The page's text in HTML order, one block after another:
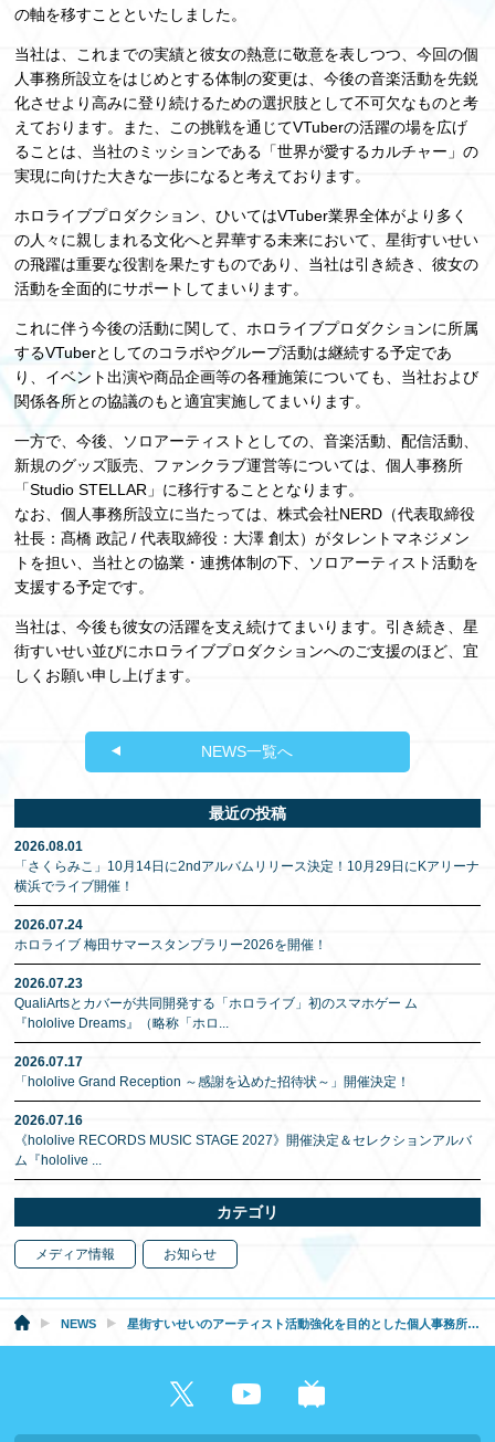
の軸を移すことといたしました。
当社は、これまでの実績と彼女の熱意に敬意を表しつつ、今回の個
人事務所設立をはじめとする体制の変更は、今後の音楽活動を先鋭
化させより高みに登り続けるための選択肢として不可欠なものと考
えております。また、この挑戦を通じてVTuberの活躍の場を広げ
ることは、当社のミッションである「世界が愛するカルチャー」の
実現に向けた大きな一歩になると考えております。
ホロライブプロダクション、ひいてはVTuber業界全体がより多く
の人々に親しまれる文化へと昇華する未来において、星街すいせい
の飛躍は重要な役割を果たすものであり、当社は引き続き、彼女の
活動を全面的にサポートしてまいります。
これに伴う今後の活動に関して、ホロライブプロダクションに所属
するVTuberとしてのコラボやグループ活動は継続する予定であ
り、イベント出演や商品企画等の各種施策についても、当社および
関係各所との協議のもと適宜実施してまいります。
一方で、今後、ソロアーティストとしての、音楽活動、配信活動、
新規のグッズ販売、ファンクラブ運営等については、個人事務所
「Studio STELLAR」に移行することとなります。
なお、個人事務所設立に当たっては、株式会社NERD（代表取締役
社長：髙橋 政記 / 代表取締役：大澤 創太）がタレントマネジメン
トを担い、当社との協業・連携体制の下、ソロアーティスト活動を
支援する予定です。
当社は、今後も彼女の活躍を支え続けてまいります。引き続き、星
街すいせい並びにホロライブプロダクションへのご支援のほど、宜
しくお願い申し上げます。
NEWS一覧へ
最近の投稿
2026.08.01
「さくらみこ」10月14日に2ndアルバムリリース決定！10月29日にKアリーナ
横浜でライブ開催！
2026.07.24
ホロライブ 梅田サマースタンプラリー2026を開催！
2026.07.23
QualiArtsとカバーが共同開発する「ホロライブ」初のスマホゲー ム
『hololive Dreams』（略称「ホロ ...
2026.07.17
「hololive Grand Reception ～感謝を込めた招待状～」開催決定！
2026.07.16
《hololive RECORDS MUSIC STAGE 2027》開催決定＆セレクションアルバ
ム『hololive ...
カテゴリ
メディア情報 お知らせ
NEWS 星街すいせいのアーティスト活動強化を目的とした個人事務所「Studio STELLAR」設立および新支援体制への移行に関するお知らせ